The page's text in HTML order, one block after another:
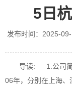
5日
发布时间：2025-
导读: 1.公司
06年，分别在上海、